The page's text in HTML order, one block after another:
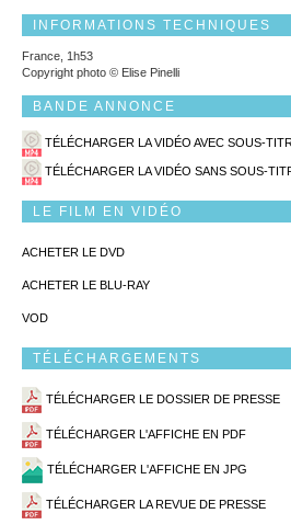
INFORMATIONS TECHNIQUES
France, 1h53
Copyright photo © Elise Pinelli
BANDE ANNONCE
TÉLÉCHARGER LA VIDÉO AVEC SOUS-
TÉLÉCHARGER LA VIDÉO SANS SOUS-
LE FILM EN VIDÉO
ACHETER LE DVD
ACHETER LE BLU-RAY
VOD
TÉLÉCHARGEMENTS
TÉLÉCHARGER LE DOSSIER DE PRESSE
TÉLÉCHARGER L'AFFICHE EN PDF
TÉLÉCHARGER L'AFFICHE EN JPG
TÉLÉCHARGER LA REVUE DE PRESSE